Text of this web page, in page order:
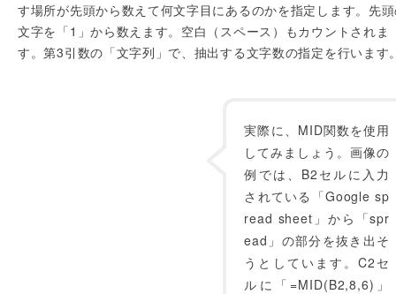
す場所が先頭から数えて何文字目にあるのかを指定します。先
文字を「1」から数えます。空白（スペース）もカウントされま
す。第3引数の「文字列」で、抽出する文字数の指定を行います
実際に、MID関数を使用
してみましょう。画像の
例では、B2セルに入力
されている「Google sp
read sheet」から「spr
ead」の部分を抜き出そ
うとしています。C2セ
ルに「=MID(B2,8,6)」